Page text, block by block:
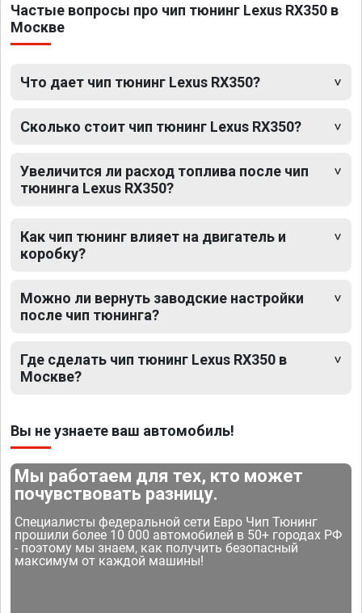
Частые вопросы про чип тюнинг Lexus RX350 в
Москве
Что дает чип тюнинг Lexus RX350?
Сколько стоит чип тюнинг Lexus RX350?
Увеличится ли расход топлива после чип
тюнинга Lexus RX350?
Как чип тюнинг влияет на двигатель и
коробку?
Можно ли вернуть заводские настройки
после чип тюнинга?
Где сделать чип тюнинг Lexus RX350 в
Москве?
Вы не узнаете ваш автомобиль!
Мы работаем для тех, кто может
почувствовать разницу.
Специалисты федеральной сети Евро Чип Тюнинг
прошили более 10 000 автомобилей в 50+ городах РФ
- поэтому мы знаем, как получить безопасный
максимум от каждой машины!